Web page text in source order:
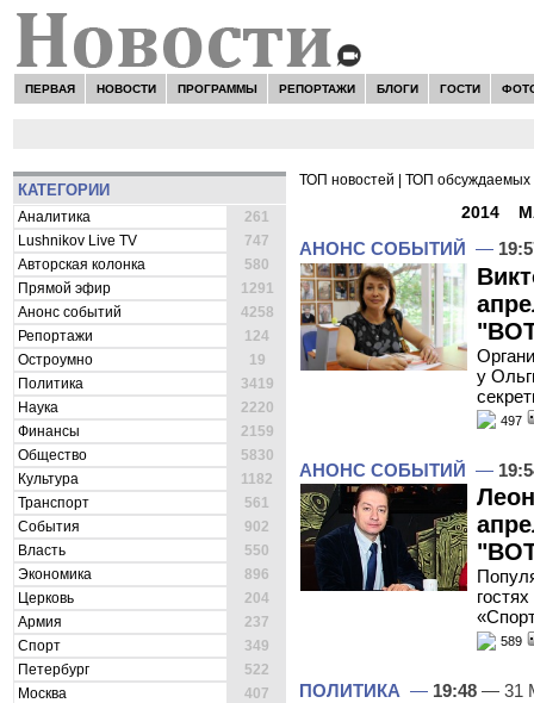
ПЕРВАЯ НОВОСТИ ПРОГРАММЫ РЕПОРТАЖИ БЛОГИ ГОСТИ
КАТЕГОРИИ
Аналитика
261
Lushnikov Live TV
747
Авторская колонка
580
Прямой эфир
1291
Анонс событий
4258
Репортажи
124
Остроумно
19
Политика
3419
Наука
2220
Финансы
2159
Общество
5830
Культура
1182
Транспорт
561
События
902
Власть
550
Экономика
896
Церковь
204
Армия
237
Спорт
349
Петербург
522
Москва
407
ТОП новостей ТОП обсуждаемых
2014
АНОНС СОБЫТИЙ —
у
497
АНОНС СОБЫТИЙ —
589
ПОЛИТИКА — 19:48 — 31